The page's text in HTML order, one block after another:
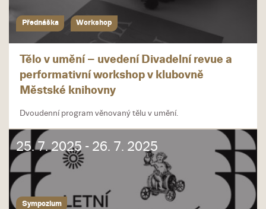
Přednáška Workshop
Tělo v umění – uvedení Divadelní revue a
performativní workshop v klubovně
Městské knihovny
Dvoudenní program věnovaný tělu v umění.
25. 7. 2025 - 26. 7. 2025
Sympozium